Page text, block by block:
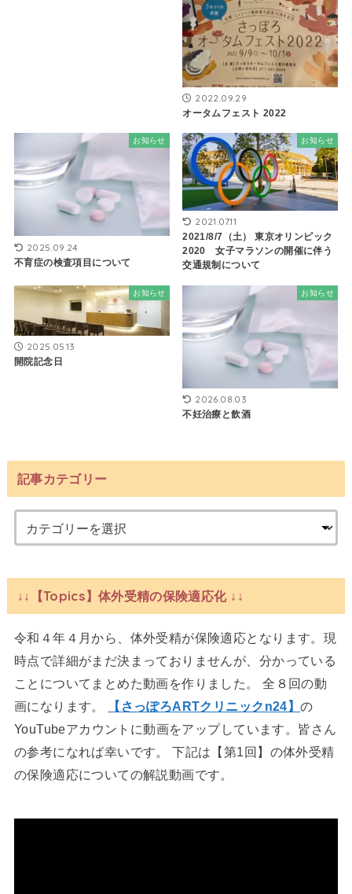
2022.09.29
オータムフェスト 2022
お知らせ
2025.09.24
不育症の検査項目について
お知らせ
2021.07.11
2021/8/7（土） 東京オリンピック
2020 女子マラソンの開催に伴う
交通規制について
お知らせ
2025.05.13
開院記念日
お知らせ
2026.08.03
不妊治療と飲酒
記事カテゴリー
↓↓【Topics】体外受精の保険適応化 ↓↓
令和４年４月から、体外受精が保険適応となります。現
時点で詳細がまだ決まっておりませんが、分かっている
ことについてまとめた動画を作りました。 全８回の動
画になります。
【さっぽろARTクリニックn24】の
YouTubeアカウントに動画をアップしています。皆さん
の参考になれば幸いです。 下記は【第1回】の体外受精
の保険適応についての解説動画です。